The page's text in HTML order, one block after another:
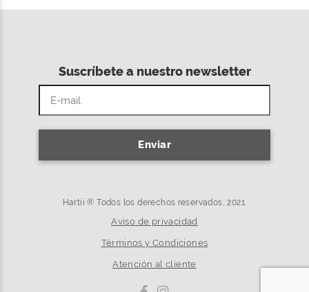
Suscríbete a nuestro newsletter
Enviar
Hartii ® Todos los derechos reservados, 2021.
Aviso de privacidad
Términos y Condiciones
Atención al cliente